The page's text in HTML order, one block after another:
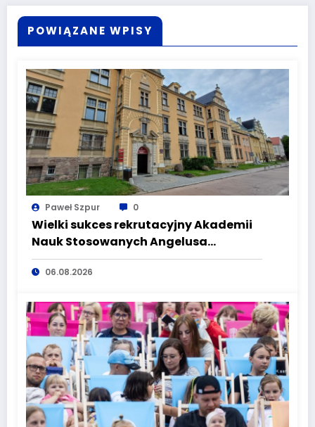
POWIĄZANE WPISY
Paweł Szpur 0
Wielki sukces rekrutacyjny Akademii
Nauk Stosowanych Angelusa
Silesiusa! Uczelnia bije rekordy, ale Ty
wciąż masz szansę – weź udział w II
06.08.2026